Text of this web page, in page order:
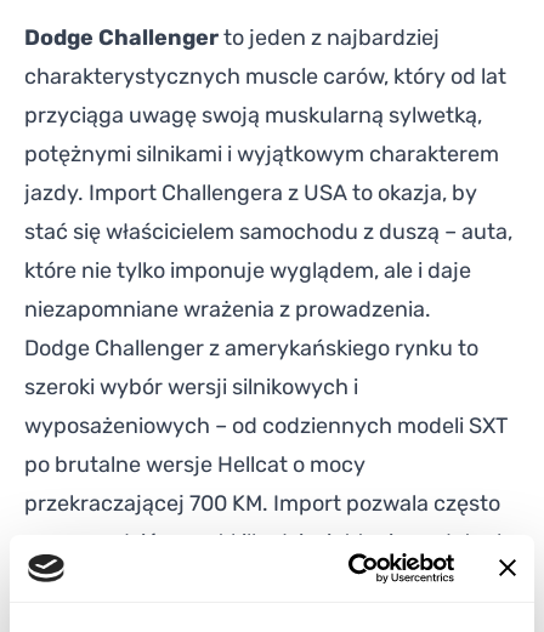
Dodge Challengerto jeden z najbardziej
charakterystycznych muscle carów, który od lat
przyciąga uwagę swoją muskularną sylwetką,
potężnymi silnikami i wyjątkowym charakterem
jazdy. Import Challengera z USA to okazja, by
stać się właścicielem samochodu z duszą – auta,
które nie tylko imponuje wyglądem, ale i daje
niezapomniane wrażenia z prowadzenia.
Dodge Challenger z amerykańskiego rynku to
szeroki wybór wersji silnikowych i
wyposażeniowych – od codziennych modeli SXT
po brutalne wersje Hellcat o mocy
przekraczającej 700 KM. Import pozwala często
zaoszczędzić nawet kilkadziesiąt tysięcy złotych
w porównaniu z europejskimi cenami.